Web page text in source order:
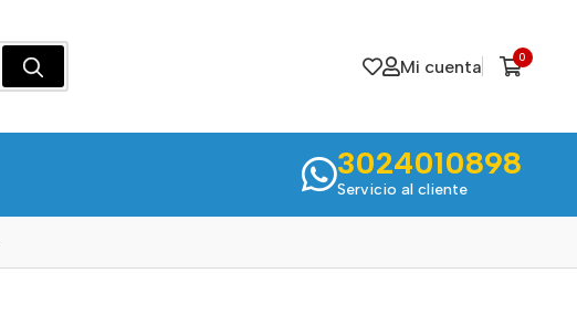
Mi cuenta 0
3024010898
Servicio al cliente